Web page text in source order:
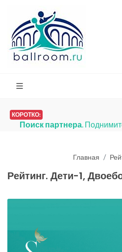
КОРОТКО:
Поиск партнера.
Главная
Рейтинг. Дети-1,